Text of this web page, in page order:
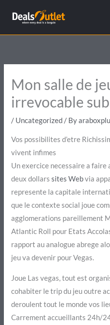
Mon salle de
irrevocable
/ Uncategorized / By
Vos possibilites d’etre
vivent infimes
Un exercice necessaire a faire
deux dollarssites Webvia
represente la capitale
que le contexte social joue
agglomerations pareillement
Atlantic Roll pour Etats
rapport au analogue abrege
jeu va devenir pour Vegas.
Joue Las vegas, tout est
cohabiter le trip du jeu outre
deroulent tout le monde vos
Carrement accueillants 24h/